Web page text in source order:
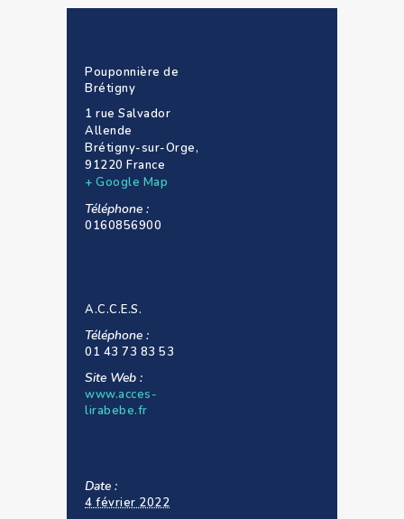
Pouponnière de
Brétigny
1 rue Salvador
Allende
Brétigny-sur-Orge,
91220 France
+ Google Map
Téléphone :
0160856900
A.C.C.E.S.
Téléphone :
01 43 73 83 53
Site Web :
www.acces-
lirabebe.fr
Date :
4 février 2022